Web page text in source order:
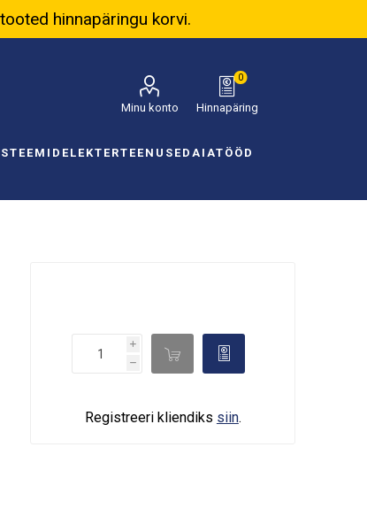
hinnapäringu korvi.
Minu konto Hinnapäring
0
ELEKTERTEENUSEDAIATÖÖD
i
h
d 
Registreeri kliendiks siin.